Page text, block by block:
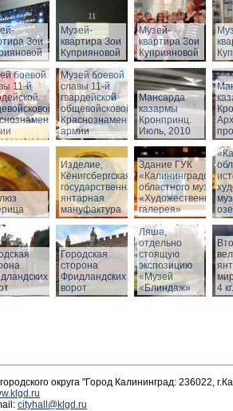
Зои
Музей-
квартира Зои
Куприяновой
Музей-
квартира Зои
Куприяновой
боевой
11-й
Музей боевой
славы 11-й
гвардейской
общевойсковой
Краснознаменной
армии
Мансарда
казармы
Кронпринц.
Июль, 2010
Изделие,
Кёнигсбергская
государственная
янтарная
мануфактура
Здание ГУК
«Калининградского
областного музея
«Художественная
галерея»
Городская
сторона
Фридландских
ворот
Вход в бункер
Ляша,
отдельно
стоящую
экспозицию
«Музей
«Блиндаж»
4
округа "Город Калининград: 236022,
cityhall@klgd.ru